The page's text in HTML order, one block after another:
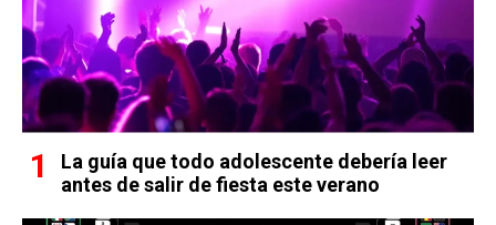
La guía que todo adolescente debería leer
antes de salir de fiesta este verano